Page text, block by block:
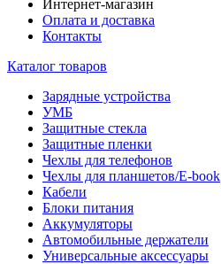
Интернет-магазин
Оплата и доставка
Контакты
Каталог товаров
Зарядные устройства
УМБ
Защитные стекла
Защитные пленки
Чехлы для телефонов
Чехлы для планшетов/E-book
Кабели
Блоки питания
Аккумуляторы
Автомобильные держатели
Универсальные аксессуары